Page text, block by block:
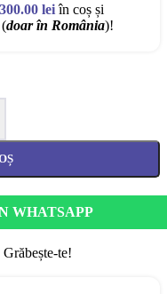
300.00 leiîn coș și
(doar în România)!
WHATSAPP
te!